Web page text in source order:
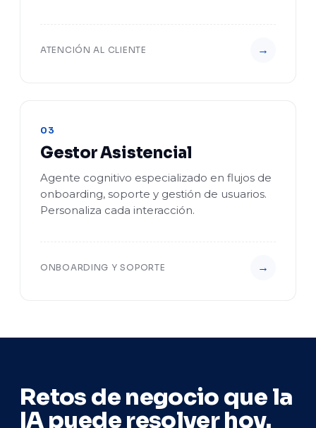
ATENCIÓN AL CLIENTE →
03
Gestor Asistencial
Agente cognitivo especializado en flujos de
onboarding, soporte y gestión de usuarios.
Personaliza cada interacción.
ONBOARDING Y SOPORTE →
Retos de negocio que la
IA puede resolver hoy.